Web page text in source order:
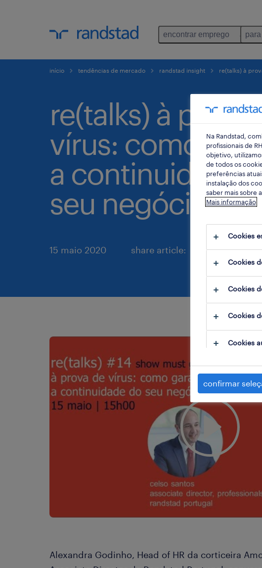
encontrar emprego
início tendências de mercado randstad insight re(talks) à
re(talks) à prova
vírus: como
a continuidade
seu negócio
15 maio 2020 share article:
Alexandra Godinho, Head of HR da corticeira
Na Randstad,
profissionais de
objetivo,
de todos os
preferências
instalação dos
saber mais sobre
Mais informação
Cookies
Cookies
Cookies
Cookies
Cookies
confirmar